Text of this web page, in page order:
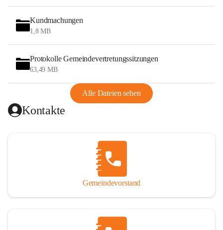
Kundmachungen
1,8 MB
Protokolle Gemeindevertretungssitzungen
63,49 MB
Alle Dateien sehen
Kontakte
Gemeindevorstand